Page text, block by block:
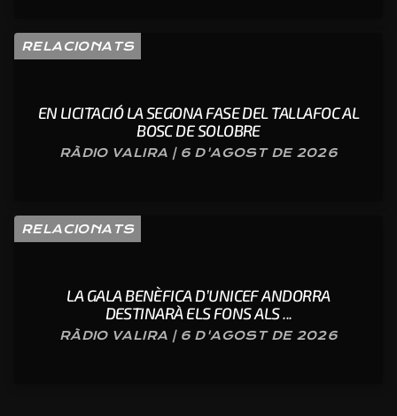
RELACIONATS
EN LICITACIÓ LA SEGONA FASE DEL TALLAFOC AL
BOSC DE SOLOBRE
RÀDIO VALIRA | 6 D'AGOST DE 2026
RELACIONATS
LA GALA BENÈFICA D’UNICEF ANDORRA
DESTINARÀ ELS FONS ALS ...
RÀDIO VALIRA | 6 D'AGOST DE 2026